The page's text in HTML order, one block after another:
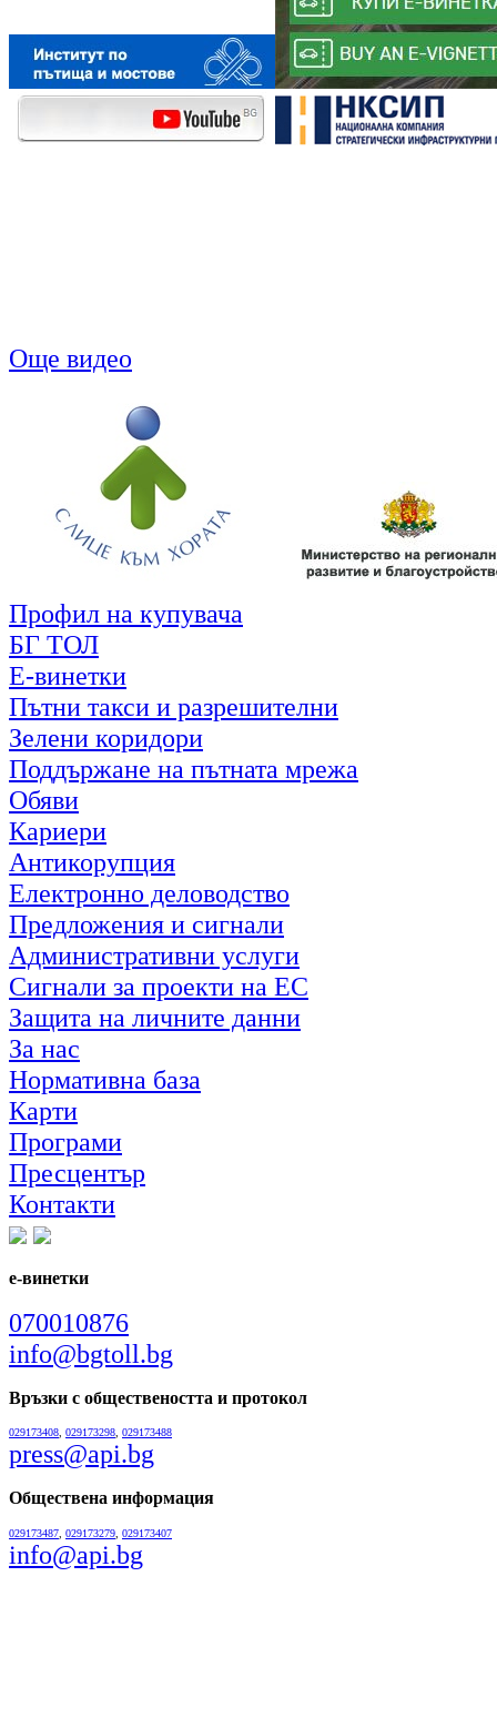
Още видео
Профил на купувача
БГ ТОЛ
Е-винетки
Пътни такси и разрешителни
Зелени коридори
Поддържане на пътната мрежа
Обяви
Кариери
Антикорупция
Електронно деловодство
Предложения и сигнали
Административни услуги
Сигнали за проекти на ЕС
Защита на личните данни
За нас
Нормативна база
Карти
Програми
Пресцентър
Контакти
е-винетки
070010876
info@bgtoll.bg
Връзки с обществеността и протокол
029173408, 029173298, 029173488
press@api.bg
Обществена информация
029173487 029173279 029173407
info@api.bg